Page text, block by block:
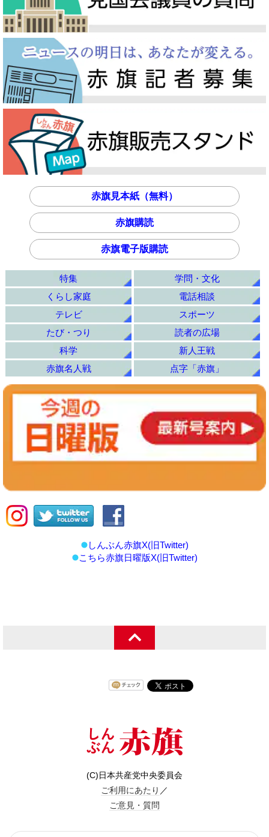
赤旗見本紙（無料）
赤旗購読
赤旗電子版購読
特集
学問・文化
くらし家庭
電話相談
テレビ
スポーツ
たび・つり
読者の広場
科学
新人王戦
赤旗名人戦
点字「赤旗」
しんぶん赤旗X(旧Twitter)
こちら赤旗日曜版X(旧Twitter)
(C)日本共産党中央委員会
ご利用にあたり ／
ご意見・質問